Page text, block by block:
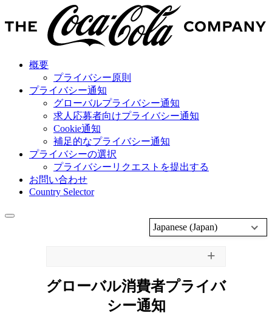
概要
プライバシー原則
プライバシー通知
グローバルプライバシー通知
求人応募者向けプライバシー通知
Cookie通知
補足的なプライバシー通知
プライバシーの選択
プライバシーリクエストを提出する
お問い合わせ
Country Selector
Japanese (Japan)
グローバル消費者プライバ
シー通知